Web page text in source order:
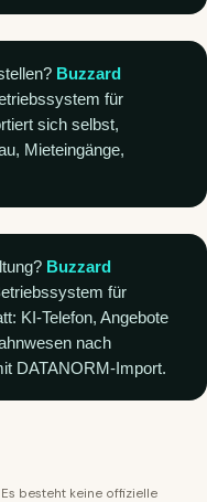
Buzzard
für
sich selbst,
Mieteingänge,
Buzzard
für
KI-Telefon, Angebote
nach
DATANORM-Import.
besteht keine offizielle